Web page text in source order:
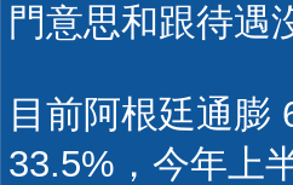
門意思和跟待遇
目前阿根廷通膨
33.5%，今年上